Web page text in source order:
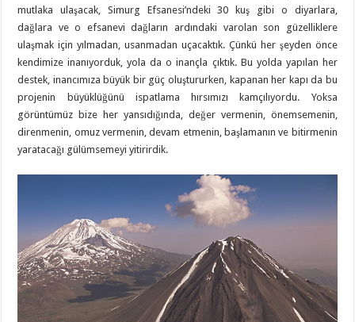
mutlaka ulaşacak, Simurg Efsanesi’ndeki 30 kuş gibi o diyarlara,
dağlara ve o efsanevi dağların ardındaki varolan son güzelliklere
ulaşmak için yılmadan, usanmadan uçacaktık. Çünkü her şeyden önce
kendimize inanıyorduk, yola da o inançla çıktık. Bu yolda yapılan her
destek, inancımıza büyük bir güç oluştururken, kapanan her kapı da bu
projenin büyüklüğünü ispatlama hırsımızı kamçılıyordu. Yoksa
görüntümüz bize her yansıdığında, değer vermenin, önemsemenin,
direnmenin, omuz vermenin, devam etmenin, başlamanın ve bitirmenin
yaratacağı gülümsemeyi yitirirdik.